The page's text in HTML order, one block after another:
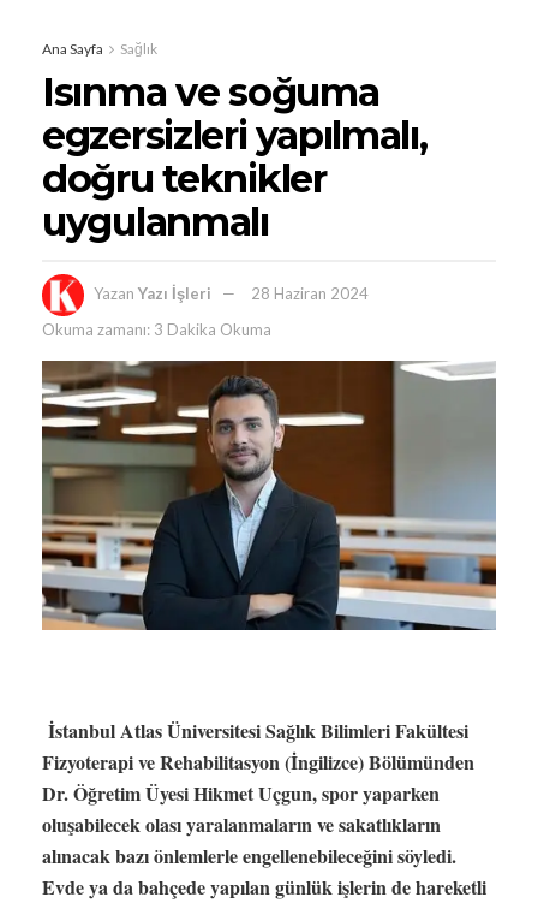
Ana Sayfa Sağlık
Isınma ve soğuma
egzersizleri yapılmalı,
doğru teknikler
uygulanmalı
Yazan Yazı İşleri
28 Haziran 2024
Okuma zamanı: 3 Dakika Okuma
İstanbul Atlas Üniversitesi Sağlık Bilimleri Fakültesi
Fizyoterapi ve Rehabilitasyon (İngilizce) Bölümünden
Dr. Öğretim Üyesi Hikmet Uçgun, spor yaparken
oluşabilecek olası yaralanmaların ve sakatlıkların
alınacak bazı önlemlerle engellenebileceğini söyledi.
Evde ya da bahçede yapılan günlük işlerin de hareketli